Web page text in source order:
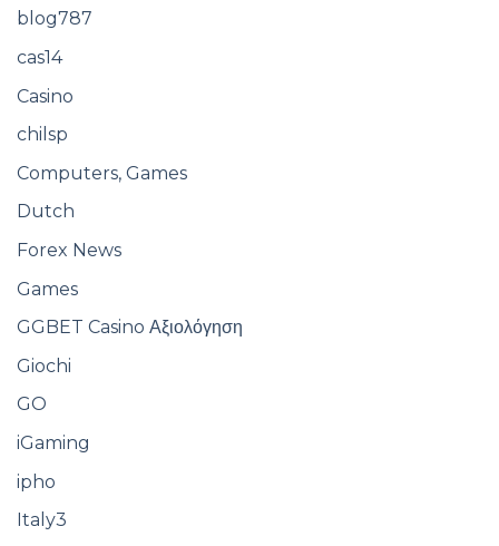
blog787
cas14
Casino
chilsp
Computers, Games
Dutch
Forex News
Games
GGBET Casino Αξιολόγηση
Giochi
GO
iGaming
ipho
Italy3